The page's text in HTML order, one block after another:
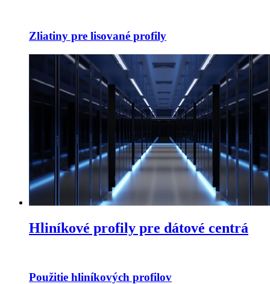
Zliatiny pre lisované profily
Hliníkové profily pre dátové centrá
Použitie hliníkových profilov